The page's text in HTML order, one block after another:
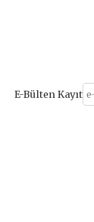
E-Bülten Kayıt